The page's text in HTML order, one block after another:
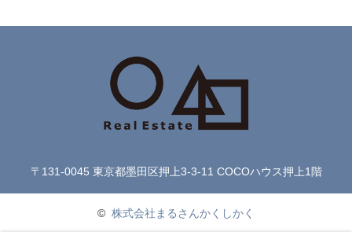
〒131-0045 東京都墨田区押上3-3-11 COCOハウス押上1階
© 株式会社まるさんかくしかく